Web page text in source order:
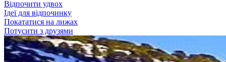
Відпочити удвох
Ідеї для відпочинку
Покататися на лижах
Потусити з друзями